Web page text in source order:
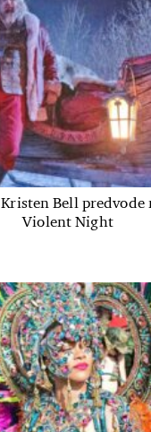
Bell predvode
Violent Night